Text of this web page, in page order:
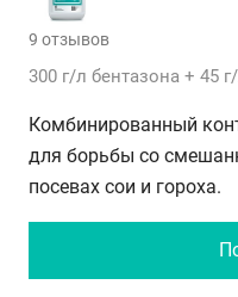
9 отзывов
300 г/л бентазона + 45
Комбинированный
для борьбы со
посевах сои и гороха.